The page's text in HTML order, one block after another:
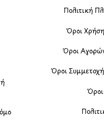
Πολιτική
Όροι
Όροι
Όροι